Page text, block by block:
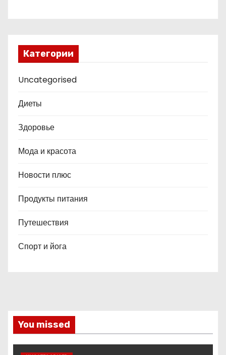
Категории
Uncategorised
Диеты
Здоровье
Мода и красота
Новости плюс
Продукты питания
Путешествия
Спорт и йога
You missed